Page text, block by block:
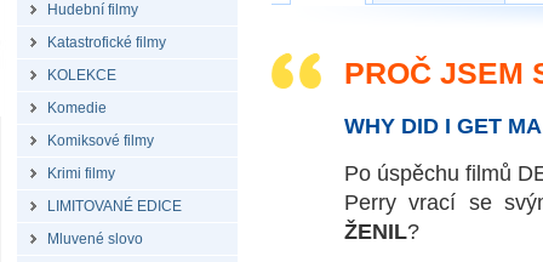
Hudební filmy
Katastrofické filmy
KOLEKCE
Komedie
Komiksové filmy
Krimi filmy
LIMITOVANÉ EDICE
Mluvené slovo
PROČ JSEM
WHY DID I GET
Po úspěchu filmů
Perry vrací se
ŽENIL?